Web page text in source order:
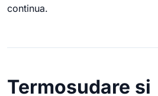
continua.
Termosudare si